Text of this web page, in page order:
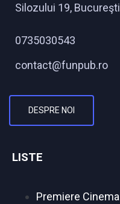
Silozului 19, Bucureşti
0735030543
contact@funpub.ro
DESPRE NOI
LISTE
Premiere Cinema